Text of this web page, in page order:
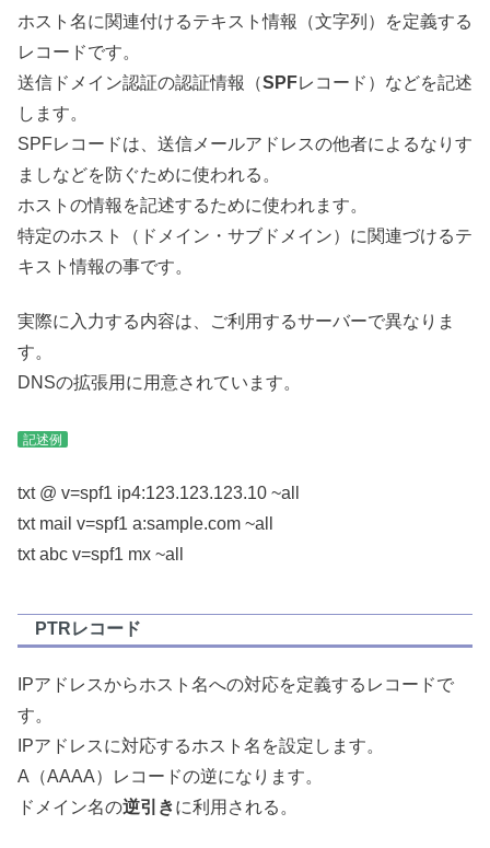
ホスト名に関連付けるテキスト情報（文字列）を定義する
レコードです。
送信ドメイン認証の認証情報（SPFレコード）などを記述
します。
SPFレコードは、送信メールアドレスの他者によるなりす
ましなどを防ぐために使われる。
ホストの情報を記述するために使われます。
特定のホスト（ドメイン・サブドメイン）に関連づけるテ
キスト情報の事です。
実際に入力する内容は、ご利用するサーバーで異なりま
す。
DNSの拡張用に用意されています。
記述例
txt @ v=spf1 ip4:123.123.123.10 ~all
txt mail v=spf1 a:sample.com ~all
txt abc v=spf1 mx ~all
PTRレコード
IPアドレスからホスト名への対応を定義するレコードで
す。
IPアドレスに対応するホスト名を設定します。
A（AAAA）レコードの逆になります。
ドメイン名の逆引きに利用される。